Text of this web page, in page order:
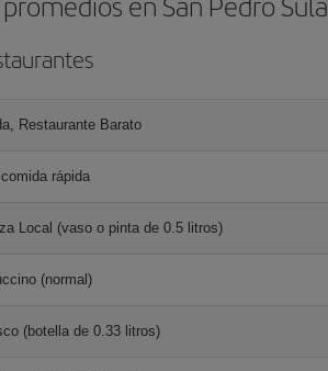
Restaurante Barato
rápida
Local (vaso o pinta de 0.5 litros)
(normal)
(botella de 0.33 litros)